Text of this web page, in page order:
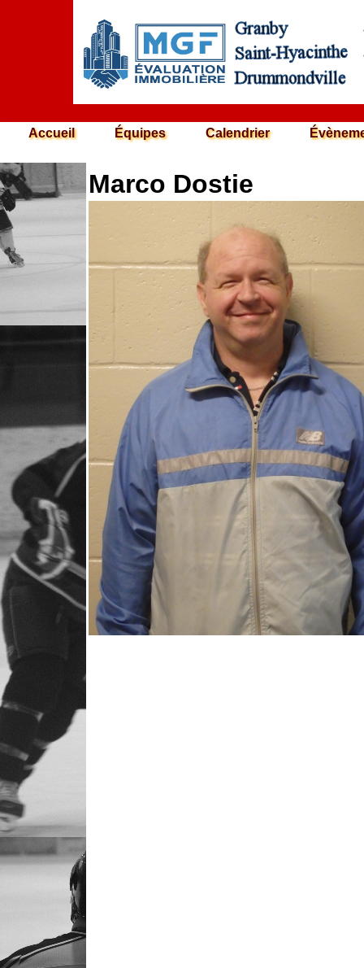
Accueil Équipes Calendrier
Marco Dostie